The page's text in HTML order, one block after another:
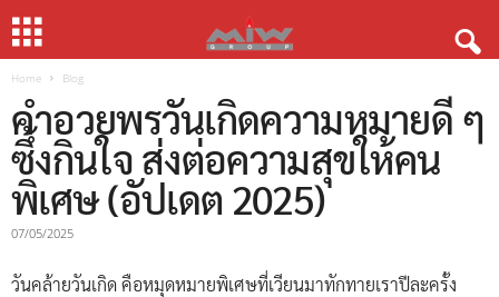
Home Blog
คำอวยพรวันเกิดความหมายดี ๆ
ซึ้งกินใจ ส่งต่อความสุขให้คน
พิเศษ (อัปเดต 2025)
07/05/2025
วันคล้ายวันเกิด คือหมุดหมายพิเศษที่เวียนมาทักทายเราปีละครั้ง